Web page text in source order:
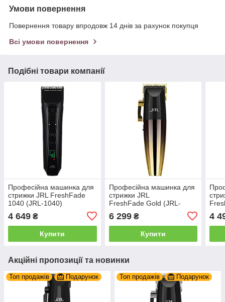
Умови повернення
Повернення товару впродовж 14 днів за рахунок покупця
Всі умови повернення
Подібні товари компанії
Професійна машинка для
стрижки JRL FreshFade
1040 (JRL-1040)
4 649 ₴
Купити
Професійна машинка для
стрижки JRL
FreshFade Gold (JRL-
6 299₴
Купити
4
Акційні пропозиції та новинки
Топ продажів Подарунок Топ продажів Подарунок